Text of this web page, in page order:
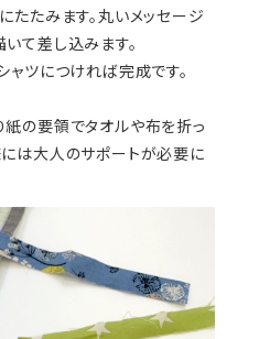
たたみます。丸いメッセージ
て差し込みます。
ャツにつければ完成です。
の要領でタオルや布を折っ
は大人のサポートが必要に